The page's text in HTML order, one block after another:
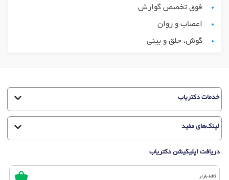
فوق تخصص گوارش
اعصاب و روان
گوش، حلق و بینی
خدمات دکتریاب
لینک‌های مفید
دریافت اپلیکیشن دکتریاب
کافه بازار